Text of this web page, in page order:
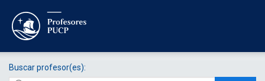
Buscar profesor(es):